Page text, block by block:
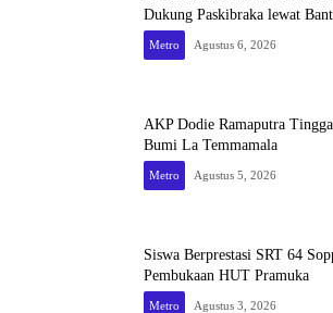
Dukung Paskibraka lewat
Metro Agustus 6, 2026
AKP Dodie Ramaputra
Bumi La Temmamala
Metro Agustus 5, 2026
Siswa Berprestasi SRT 64
Pembukaan HUT Pramuka
Metro Agustus 3, 2026